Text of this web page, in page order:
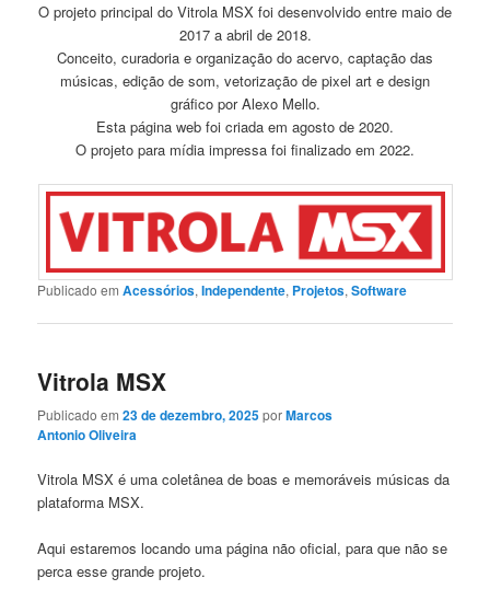
O projeto principal do Vitrola MSX foi desenvolvido entre maio de
2017 a abril de 2018.
Conceito, curadoria e organização do acervo, captação das
músicas, edição de som, vetorização de pixel art e design
gráfico por Alexo Mello.
Esta página web foi criada em agosto de 2020.
O projeto para mídia impressa foi finalizado em 2022.
Publicado em Acessórios,Independente, Projetos,Software
Vitrola MSX
Publicado em23 de dezembro, 2025porMarcos
Antonio Oliveira
Vitrola MSX é uma coletânea de boas e memoráveis músicas da
plataforma MSX.
Aqui estaremos locando uma página não oficial, para que não se
perca esse grande projeto.